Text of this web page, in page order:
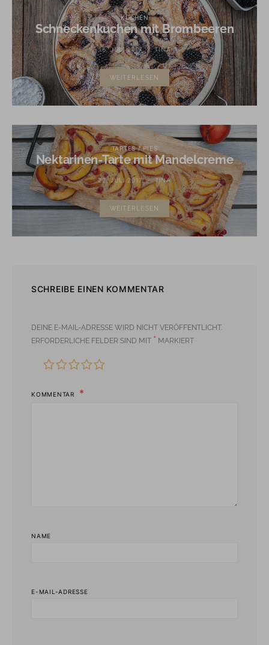
KUCHEN
Schneckenkuchen mit Brombeeren
16. JULI 2017 TINA
WEITERLESEN
TARTES / PIES
Nektarinen-Tarte mit Mandelcreme
22. JULI 2017 TINA
WEITERLESEN
SCHREIBE EINEN KOMMENTAR
DEINE E-MAIL-ADRESSE WIRD NICHT VERÖFFENTLICHT.
ERFORDERLICHE FELDER SIND MIT * MARKIERT
KOMMENTAR
NAME
E-MAIL-ADRESSE